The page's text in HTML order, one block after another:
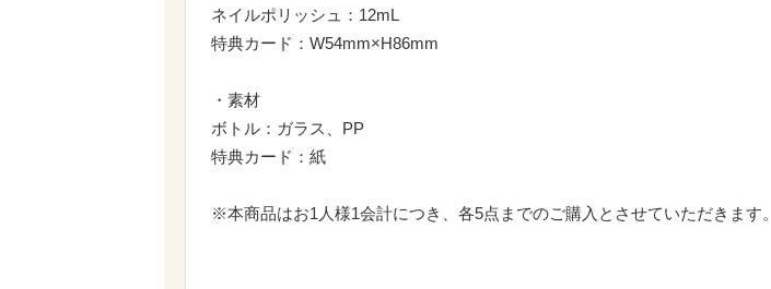
ネイルポリッシュ：12mL
特典カード：W54mm×H86mm
・素材
ボトル：ガラス、PP
特典カード：紙
※本商品はお1人様1会計につき、各5点までのご購入とさせていただきます。